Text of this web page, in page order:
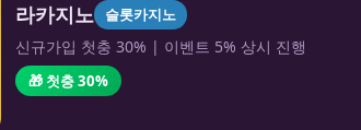
라카지노 슬롯카지노
신규가입 첫충 30% | 이벤트 5% 상시 진행
🎁 첫충 30%